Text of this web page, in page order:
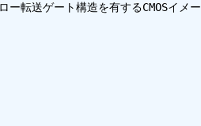
転送ゲート構造を有するCMOSイ